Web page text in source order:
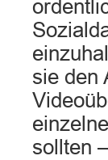
sie den
sollten